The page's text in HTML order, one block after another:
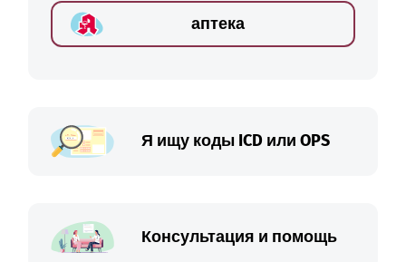
аптека
Я ищу коды ICD или OPS
Консультация и помощь